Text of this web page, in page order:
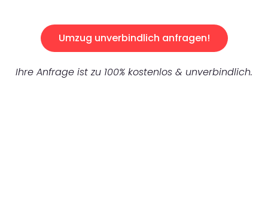
Umzug unverbindlich anfragen!
Ihre Anfrage ist zu 100% kostenlos & unverbindlich.